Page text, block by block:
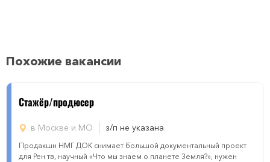
Похожие вакансии
Стажёр/продюсер
в Москве и МО з/п не указана
Продакшн НМГ ДОК снимает большой документальный проект
для Рен тв, научный «Что мы знаем о планете Земля?», нужен